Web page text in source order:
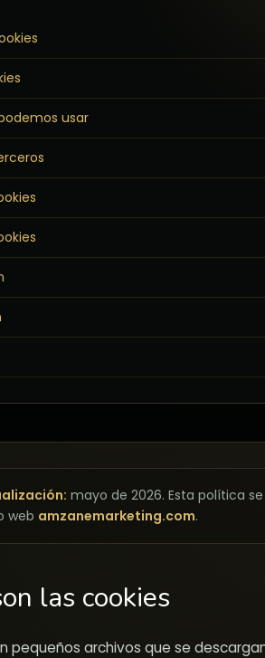
usar
mayo de 2026. Esta política se
web amzanemarketing.com.
las cookies
pequeños archivos que se